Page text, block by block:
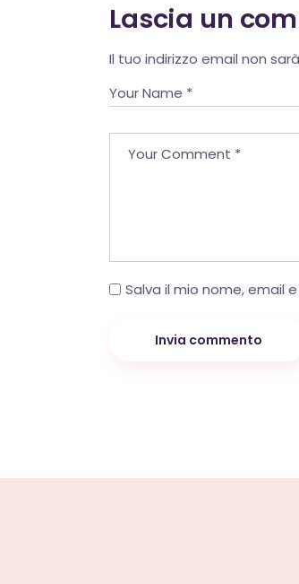
Lascia un
Il tuo indirizzo email non
Salva il mio nome, email
Invia commento